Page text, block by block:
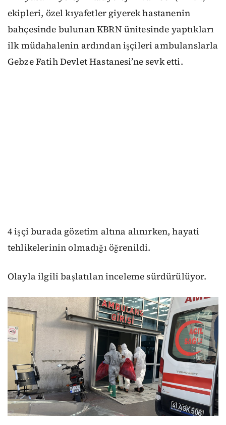
ekipleri, özel kıyafetler giyerek hastanenin
bahçesinde bulunan KBRN ünitesinde yaptıkları
ilk müdahalenin ardından işçileri ambulanslarla
Gebze Fatih Devlet Hastanesi’ne sevk etti.
4 işçi burada gözetim altına alınırken, hayati
tehlikelerinin olmadığı öğrenildi.
Olayla ilgili başlatılan inceleme sürdürülüyor.